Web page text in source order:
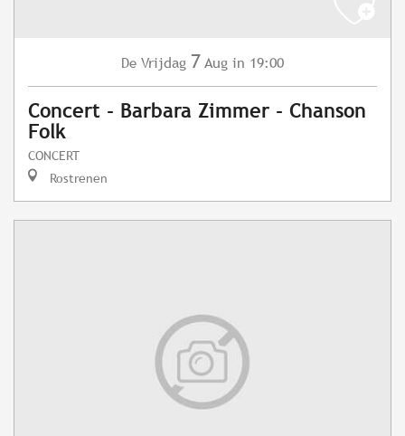
De Vrijdag 7 Aug in 19:00
Concert - Barbara Zimmer - Chanson
Folk
CONCERT
Rostrenen